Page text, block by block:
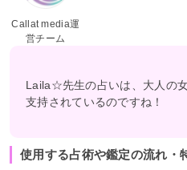
Callat media運
営チーム
Laila☆先生の占いは、大人の
支持されているのですね！
使用する占術や鑑定の流れ・